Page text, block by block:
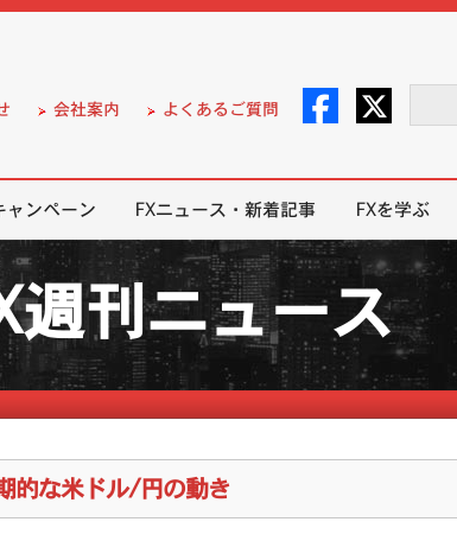
会社案内 よくあるご質問
ャンペーン FXニュース・新着記事 FXを学ぶ
週刊ニュース
的な米ドル/円の動き